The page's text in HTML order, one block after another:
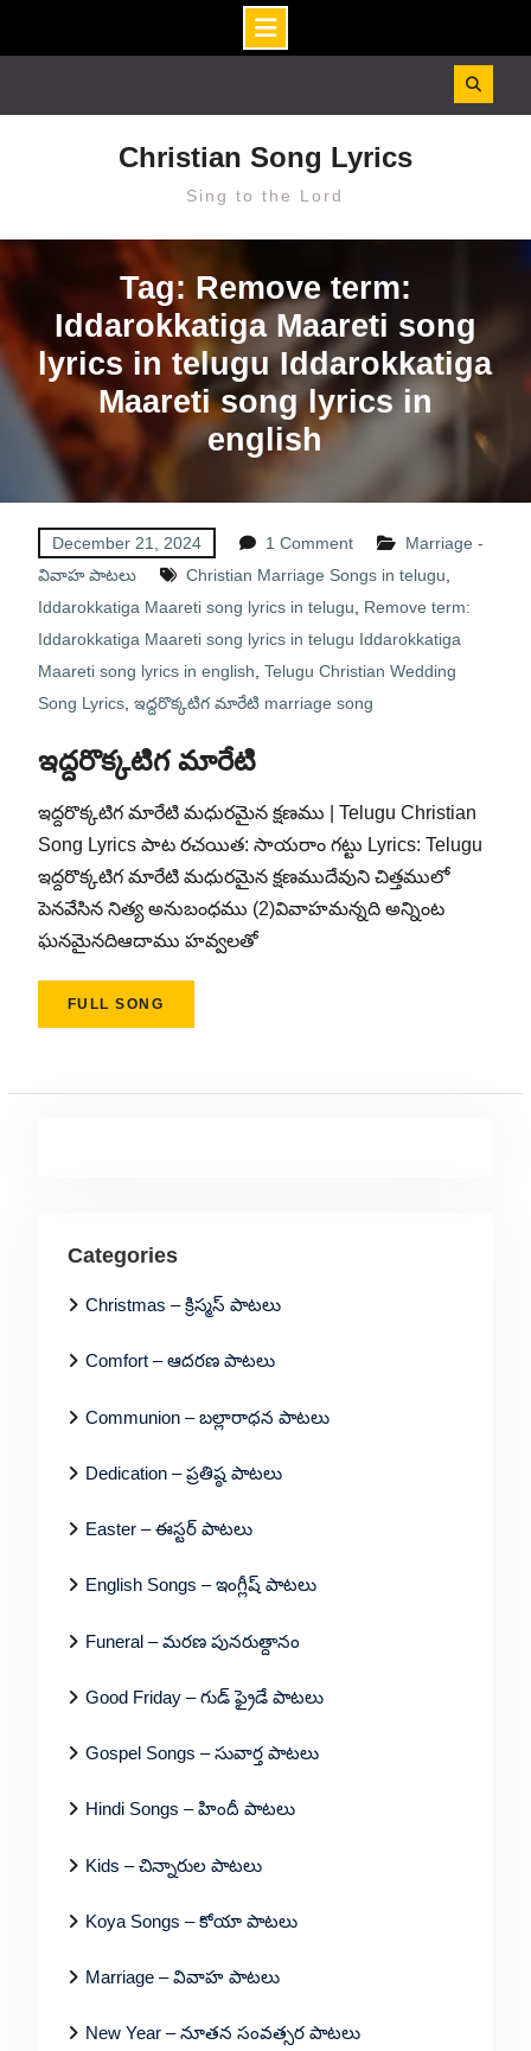
Christian Song Lyrics
Sing to the Lord
Tag: Remove term:
Iddarokkatiga Maareti song
lyrics in telugu Iddarokkatiga
Maareti song lyrics in
english
December 21, 2024 1 Comment
Marriage -
వివాహ పాటలు
Christian Marriage Songs in telugu
Iddarokkatiga Maareti song lyrics in telugu
Remove term:
Iddarokkatiga Maareti song lyrics in telugu Iddarokkatiga
Maareti song lyrics in english Telugu Christian Wedding
Song Lyrics, ఇద్దరొక్కటిగ మారేటి marriage song
ఇద్దరొక్కటిగ మారేటి
ఇద్దరొక్కటిగ మారేటి మధురమైన క్షణము | Telugu Christian
Song Lyrics పాట రచయిత: సాయరాం గట్టు Lyrics: Telugu
ఇద్దరొక్కటిగ మారేటి మధురమైన క్షణముదేవుని చిత్తములో
పెనవేసిన నిత్య అనుబంధము (2)వివాహమన్నది అన్నింట
ఘనమైనదిఆదాము హవ్వలతో
FULL SONG
Categories
Christmas – క్రిస్మస్ పాటలు
Comfort – ఆదరణ పాటలు
Communion – బల్లారాధన పాటలు
Dedication – ప్రతిష్ఠ పాటలు
Easter – ఈస్టర్ పాటలు
English Songs – ఇంగ్లీష్ పాటలు
Funeral – మరణ పునరుత్దానం
Good Friday – గుడ్ ఫ్రైడే పాటలు
Gospel Songs – సువార్త పాటలు
Hindi Songs – హిందీ పాటలు
Kids – చిన్నారుల పాటలు
Koya Songs – కోయా పాటలు
Marriage – వివాహ పాటలు
New Year – నూతన సంవత్సర పాటలు